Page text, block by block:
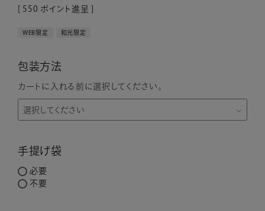
550 ポイント進呈 ]
WEB限定 和光限定
包装方法
カートに入れる前に選択してください。
手提げ袋
必要
不要